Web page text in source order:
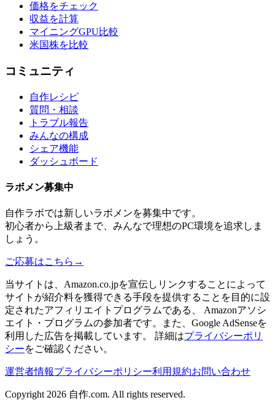
価格をチェック
収益を計算
マイニングGPU比較
米国株を比較
コミュニティ
自作レシピ
質問・相談
トラブル報告
みんなの構成
シェア機能
ダッシュボード
ラボメン募集中
自作ラボでは新しいラボメンを募集中です。
初心者から上級者まで、みんなで理想のPC環境を追求しま
しょう。
ご応募はこちら →
当サイトは、Amazon.co.jpを宣伝しリンクすることによって
サイトが紹介料を獲得できる手段を提供することを目的に設
定されたアフィリエイトプログラムである、 Amazonアソシ
エイト・プログラムの参加者です。また、Google AdSenseを
利用した広告を掲載しています。 詳細はプライバシーポリ
シーをご確認ください。
運営者情報プライバシーポリシー利用規約お問い合わせ
Copyright 2026 自作.com. All rights reserved.